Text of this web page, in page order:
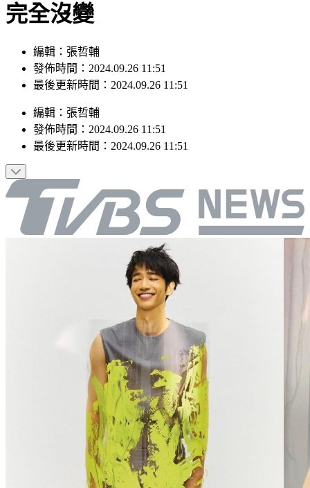
完全沒變
編輯：張哲輔
發佈時間：2024.09.26 11:51
最後更新時間：2024.09.26 11:51
編輯 ： 張哲輔
發佈時間： 2024.09.26 11:51
最後更新時間： 2024.09.26 11:51